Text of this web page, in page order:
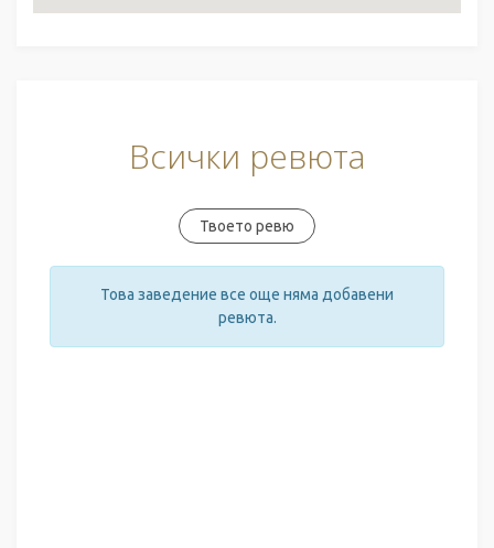
Всички ревюта
Твоето ревю
Това заведение все още няма добавени
ревюта.